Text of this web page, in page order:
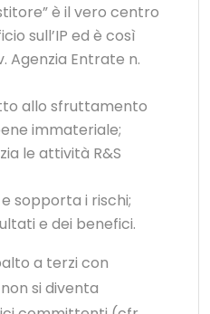
è il vero centro
sull’IP ed è così
Agenzia Entrate n.
allo sfruttamento
immateriale;
le attività R&S
sopporta i rischi;
e dei benefici.
a terzi con
si diventa